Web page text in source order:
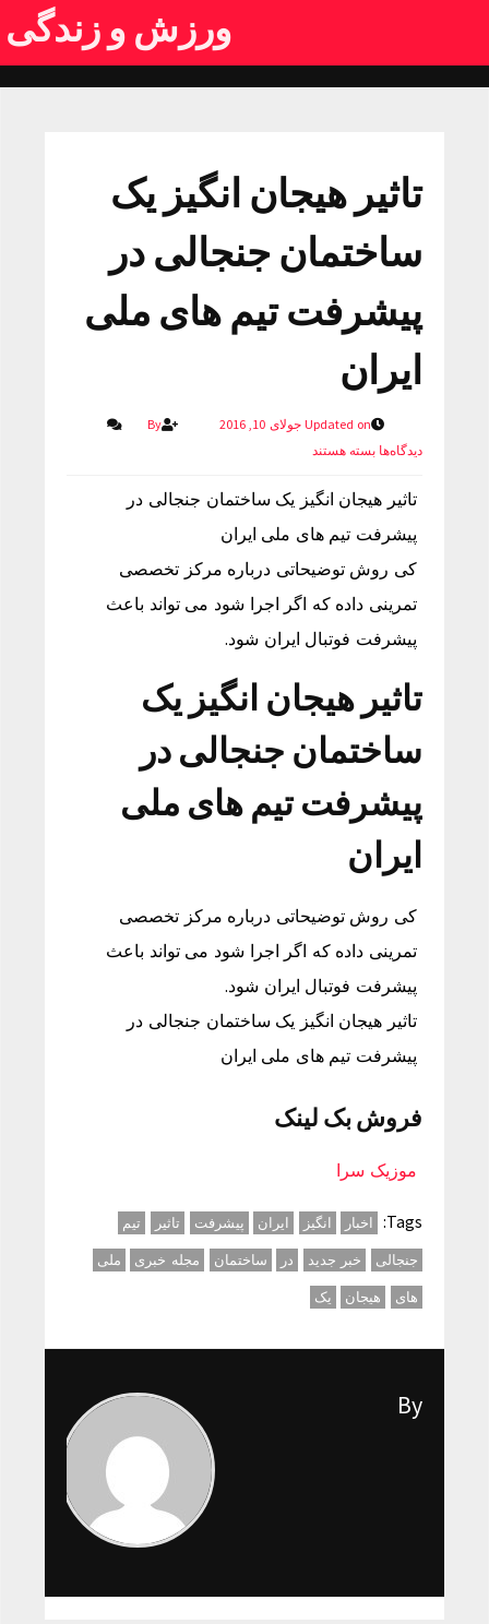
ورزش و زندگی
تاثیر هیجان انگیز یک
ساختمان جنجالی در
پیشرفت تیم های ملی
ایران
Updated on جولای 10, 2016
By
دیدگاه‌هابسته هستند
تاثیر هیجان انگیز یک ساختمان جنجالی در
پیشرفت تیم های ملی ایران
کی روش توضیحاتی درباره مرکز تخصصی
تمرینی داده که اگر اجرا شود می تواند باعث
پیشرفت فوتبال ایران شود.
تاثیر هیجان انگیز یک
ساختمان جنجالی در
پیشرفت تیم های ملی
ایران
کی روش توضیحاتی درباره مرکز تخصصی
تمرینی داده که اگر اجرا شود می تواند باعث
پیشرفت فوتبال ایران شود.
تاثیر هیجان انگیز یک ساختمان جنجالی در
پیشرفت تیم های ملی ایران
فروش بک لینک
موزیک سرا
Tags: اخبار انگیز ایران پیشرفت تاثیر
تیم
جنجالی
خبر جدید در ساختمان مجله خبری
ملی
های
هیجان یک
By